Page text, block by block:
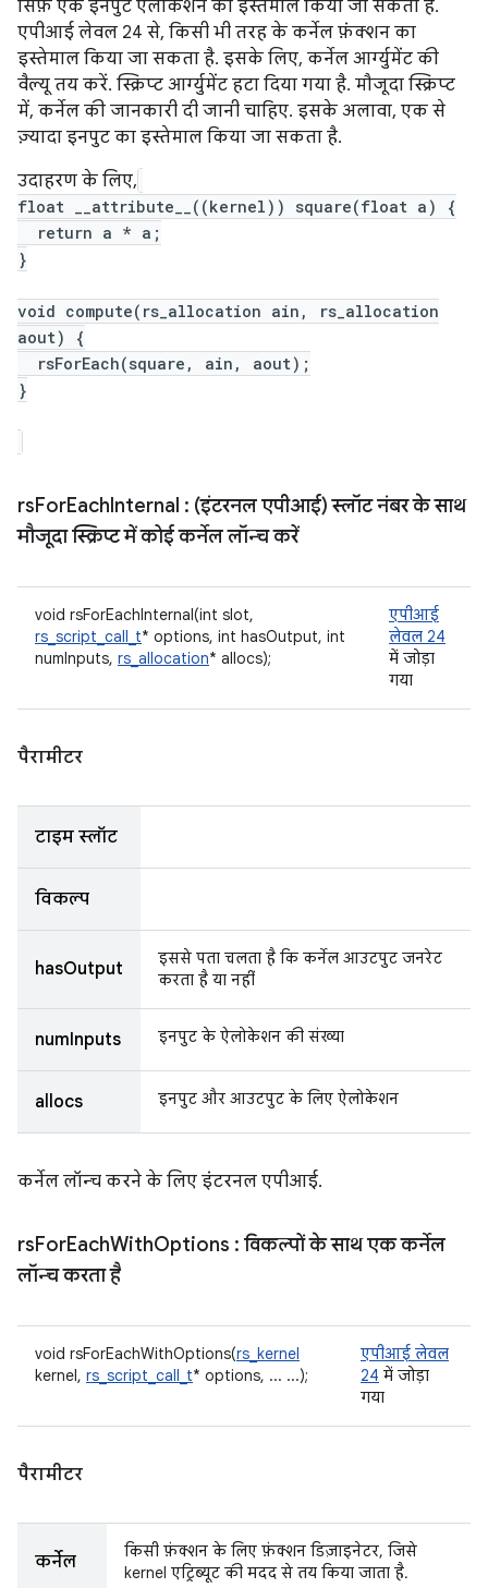
सिर्फ़ एक इनपुट ऐलोकेशन का इस्तेमाल किया जा सकता है.
एपीआई लेवल 24 से, किसी भी तरह के कर्नेल फ़ंक्शन का
इस्तेमाल किया जा सकता है. इसके लिए, कर्नेल आर्ग्युमेंट की
वैल्यू तय करें. स्क्रिप्ट आर्ग्युमेंट हटा दिया गया है. मौजूदा स्क्रिप्ट
में, कर्नेल की जानकारी दी जानी चाहिए. इसके अलावा, एक से
ज़्यादा इनपुट का इस्तेमाल किया जा सकता है.
उदाहरण के लिए,
float __attribute__((kernel)) square(float a) {
return a * a;
}
void compute(rs_allocation ain, rs_allocation
aout) {
rsForEach(square, ain, aout);
}
rsForEach Internal : (इंटरनल एपीआई) स्लॉट नंबर के साथ
मौजूदा स्क्रिप्ट में कोई कर्नेल लॉन्च करें
void rsForEachInternal(int slot,
rs_script_call_t* options, int hasOutput, int
numInputs, rs_allocation* allocs);
एपीआई
लेवल 24
में जोड़ा
गया
पैरामीटर
टाइम स्लॉट
विकल्प
hasOutput
इससे पता चलता है कि कर्नेल आउटपुट जनरेट
करता है या नहीं
numInputs इनपुट के ऐलोकेशन की संख्या
allocs इनपुट और आउटपुट के लिए ऐलोकेशन
कर्नेल लॉन्च करने के लिए इंटरनल एपीआई.
rsForEachWithOptions : विकल्पों के साथ एक कर्नेल
लॉन्च करता है
void rsForEachWithOptions(rs_kernel
kernel, rs_script_call_t* options, ... ...);
एपीआई लेवल
24 में जोड़ा
गया
पैरामीटर
कर्नेल
किसी फ़ंक्शन के लिए फ़ंक्शन डिज़ाइनेटर, जिसे
kernel एट्रिब्यूट की मदद से तय किया जाता है.